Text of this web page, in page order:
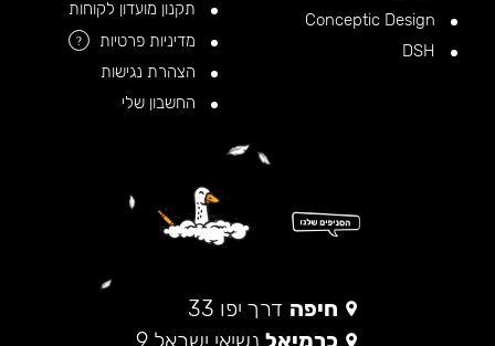
תקנון מועדון לקוחות
מדיניות פרטיות
?
הצהרת נגישות
החשבון שלי
חיפה דרך יפו 33
כרמיאל נשיאי ישראל 9